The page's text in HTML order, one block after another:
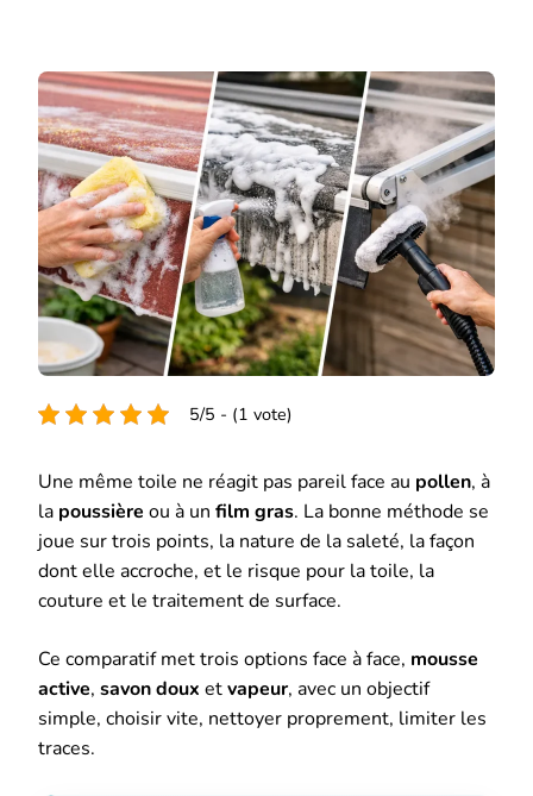
5/5 - (1 vote)
Une même toile ne réagit pas pareil face au pollen, à
la poussière ou à un film gras. La bonne méthode se
joue sur trois points, la nature de la saleté, la façon
dont elle accroche, et le risque pour la toile, la
couture et le traitement de surface.
Ce comparatif met trois options face à face, mousse
active, savon doux etvapeur, avec un objectif
simple, choisir vite, nettoyer proprement, limiter les
traces.